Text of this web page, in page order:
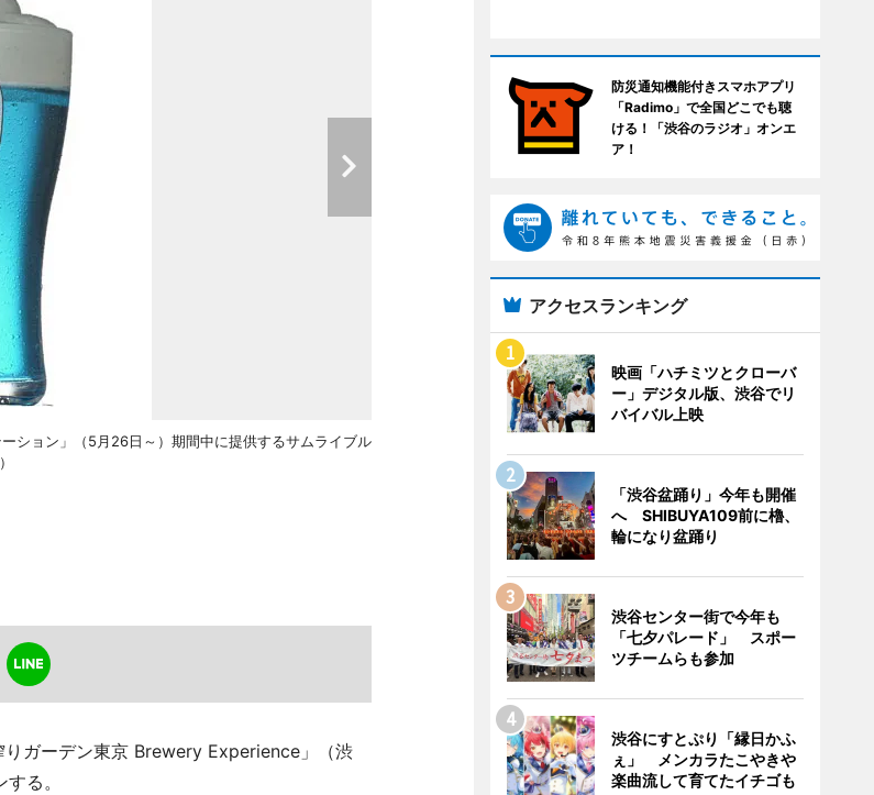
ーション」（5月26日～）期間中に提供するサムライブル
ガーデン東京 Brewery Experience」（渋
る。
防災通知機能付きスマホアプリ
「Radimo」で全国どこでも聴
ける！「渋谷のラジオ」オンエ
ア！
アクセスランキング
映画「ハチミツとクローバ
ー」デジタル版、渋谷でリ
バイバル上映
「渋谷盆踊り」今年も開催
へ SHIBUYA109前に櫓、
輪になり盆踊り
渋谷センター街で今年も
「七夕パレード」 スポー
ツチームらも参加
渋谷にすとぷり「縁日かふ
ぇ」 メンカラたこやきや
楽曲流して育てたイチゴも